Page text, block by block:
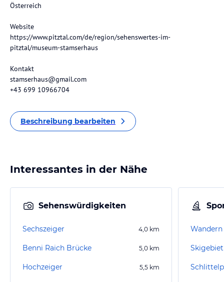
Österreich
Website
https://www.pitztal.com/de/region/sehenswertes-im-
pitztal/museum-stamserhaus
Kontakt
stamserhaus@gmail.com
+43 699 10966704
Beschreibung bearbeiten
Interessantes in der Nähe
Sehenswürdigkeiten
Sechszeiger 4,0 km
Benni Raich Brücke 5,0 km
Hochzeiger 5,5 km